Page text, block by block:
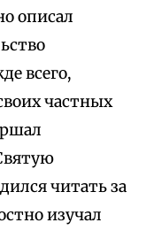
описал
всего,
частных
читать за
изучал